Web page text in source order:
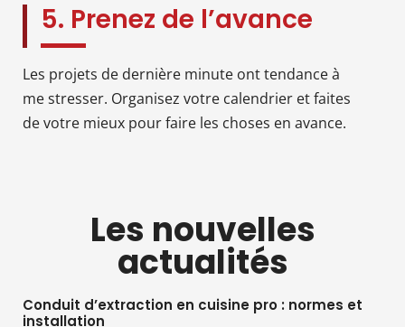
5. Prenez de l’avance
Les projets de dernière minute ont tendance à
me stresser. Organisez votre calendrier et faites
de votre mieux pour faire les choses en avance.
Les nouvelles
actualités
Conduit d’extraction en cuisine pro : normes et
installation